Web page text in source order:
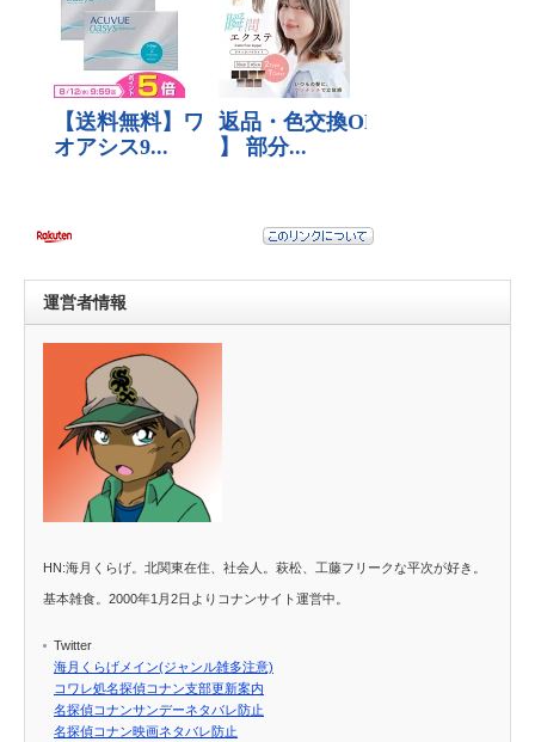
運営者情報
HN:海月くらげ。北関東在住、社会人。萩松、工藤フリークな平次が好き。
基本雑食。2000年1月2日よりコナンサイト運営中。
Twitter
海月くらげメイン(ジャンル雑多注意)
コワレ処名探偵コナン支部更新案内
名探偵コナンサンデーネタバレ防止
名探偵コナン映画ネタバレ防止